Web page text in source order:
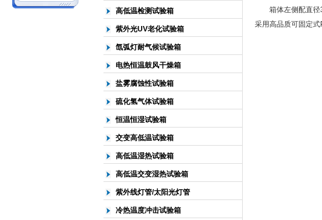
高低温检测试验箱
紫外光UV老化试验箱
氙弧灯耐气候试验箱
电热恒温鼓风干燥箱
盐雾腐蚀性试验箱
硫化氢气体试验箱
恒温恒湿试验箱
交变高低温试验箱
高低温湿热试验箱
高低温交变湿热试验箱
紫外线灯管/太阳光灯管
冷热温度冲击试验箱
箱体左侧配直径
采用高品质可固定式